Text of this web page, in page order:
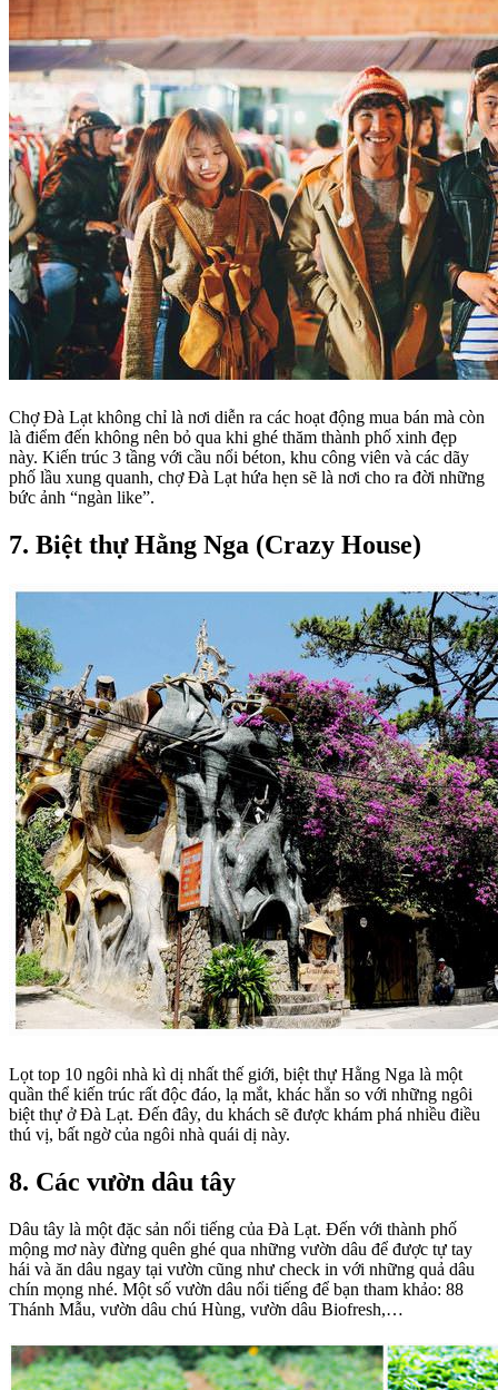
Chợ Đà Lạt không chỉ là nơi diễn ra các hoạt động mua bán mà còn
là điểm đến không nên bỏ qua khi ghé thăm thành phố xinh đẹp
này. Kiến trúc 3 tầng với cầu nổi béton, khu công viên và các dãy
phố lầu xung quanh, chợ Đà Lạt hứa hẹn sẽ là nơi cho ra đời những
bức ảnh “ngàn like”.
7. Biệt thự Hằng Nga (Crazy House)
Lọt top 10 ngôi nhà kì dị nhất thế giới, biệt thự Hằng Nga là một
quần thể kiến trúc rất độc đáo, lạ mắt, khác hẳn so với những ngôi
biệt thự ở Đà Lạt. Đến đây, du khách sẽ được khám phá nhiều điều
thú vị, bất ngờ của ngôi nhà quái dị này.
8. Các vườn dâu tây
Dâu tây là một đặc sản nổi tiếng của Đà Lạt. Đến với thành phố
mộng mơ này đừng quên ghé qua những vườn dâu để được tự tay
hái và ăn dâu ngay tại vườn cũng như check in với những quả dâu
chín mọng nhé. Một số vườn dâu nổi tiếng để bạn tham khảo: 88
Thánh Mẫu, vườn dâu chú Hùng, vườn dâu Biofresh,…